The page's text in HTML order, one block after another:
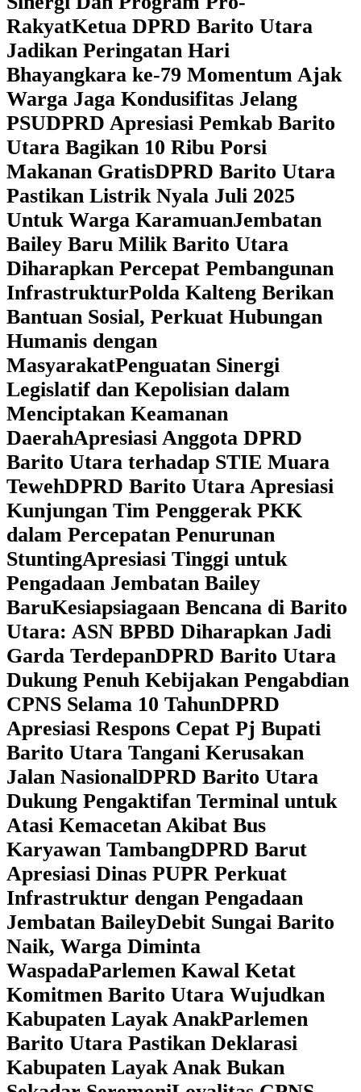
RakyatKetua DPRD Barito Utara
Jadikan Peringatan Hari
Bhayangkara ke-79 Momentum Ajak
Warga Jaga Kondusifitas Jelang
PSUDPRD Apresiasi Pemkab Barito
Utara Bagikan 10 Ribu Porsi
Makanan GratisDPRD Barito Utara
Pastikan Listrik Nyala Juli 2025
Untuk Warga KaramuanJembatan
Bailey Baru Milik Barito Utara
Diharapkan Percepat Pembangunan
InfrastrukturPolda Kalteng Berikan
Bantuan Sosial, Perkuat Hubungan
Humanis dengan
MasyarakatPenguatan Sinergi
Legislatif dan Kepolisian dalam
Menciptakan Keamanan
DaerahApresiasi Anggota DPRD
Barito Utara terhadap STIE Muara
TewehDPRD Barito Utara Apresiasi
Kunjungan Tim Penggerak PKK
dalam Percepatan Penurunan
StuntingApresiasi Tinggi untuk
Pengadaan Jembatan Bailey
BaruKesiapsiagaan Bencana di Barito
Utara: ASN BPBD Diharapkan Jadi
Garda TerdepanDPRD Barito Utara
Dukung Penuh Kebijakan Pengabdian
CPNS Selama 10 TahunDPRD
Apresiasi Respons Cepat Pj Bupati
Barito Utara Tangani Kerusakan
Jalan NasionalDPRD Barito Utara
Dukung Pengaktifan Terminal untuk
Atasi Kemacetan Akibat Bus
Karyawan TambangDPRD Barut
Apresiasi Dinas PUPR Perkuat
Infrastruktur dengan Pengadaan
Jembatan BaileyDebit Sungai Barito
Naik, Warga Diminta
WaspadaParlemen Kawal Ketat
Komitmen Barito Utara Wujudkan
Kabupaten Layak AnakParlemen
Barito Utara Pastikan Deklarasi
Kabupaten Layak Anak Bukan